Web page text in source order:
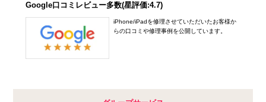
Google口コミレビュー多数(星評価:4.7)
iPhone/iPadを修理させていただいたお客様か
らの口コミや修理事例を公開しています。